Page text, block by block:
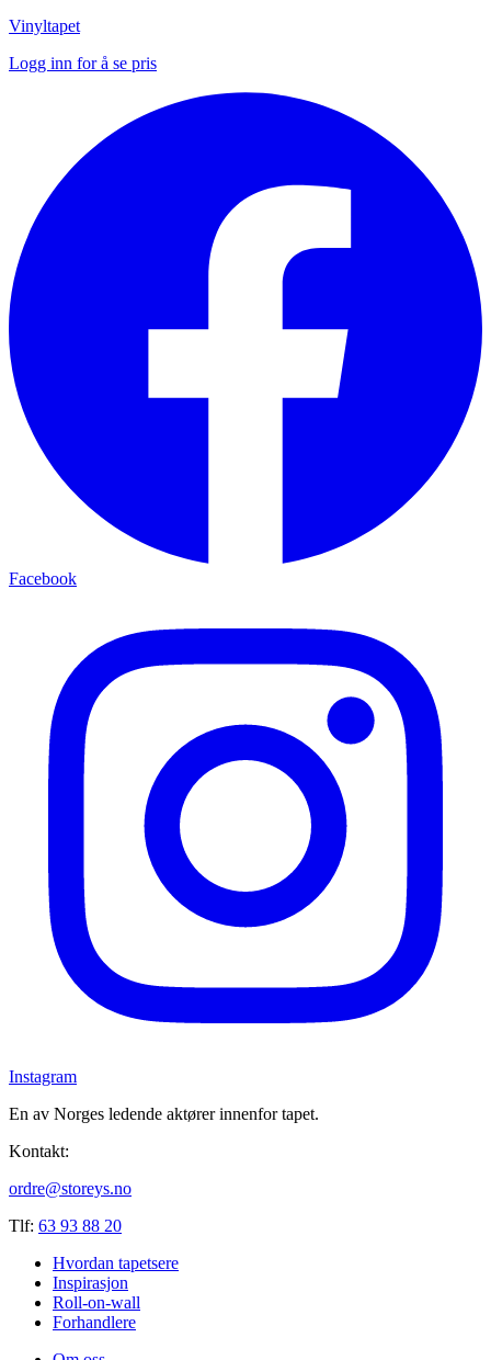
Vinyltapet
Logg inn for å se pris
Facebook
Instagram
En av Norges ledende aktører innenfor tapet.
Kontakt:
ordre@storeys.no
Tlf: 63 93 88 20
Hvordan tapetsere
Inspirasjon
Roll-on-wall
Forhandlere